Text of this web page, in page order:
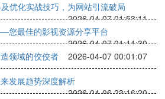
优化实战技巧，为网站引流破局
2026-04-07 01:53:11
您最佳的影视资源分享平台
2026-04-07 01:11:30
领域的佼佼者
2026-04-07 00:01:07
发展趋势深度解析
2026-04-06 23:16:20